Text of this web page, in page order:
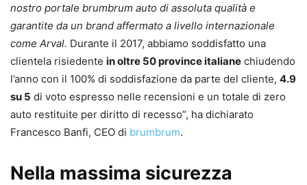
nostro portale brumbrum auto di assoluta qualità e
garantite da un brand affermato a livello internazionale
come Arval. Durante il 2017, abbiamo soddisfatto una
clientela risiedente in oltre 50 province italiane chiudendo
l’anno con il 100% di soddisfazione da parte del cliente, 4.9
su 5 di voto espresso nelle recensioni e un totale di zero
auto restituite per diritto di recesso”, ha dichiarato
Francesco Banfi, CEO di brumbrum.
Nella massima sicurezza